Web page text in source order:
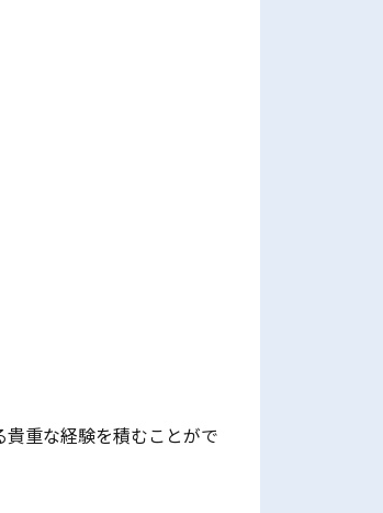
重な経験を積むことがで